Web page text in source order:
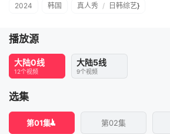
2024 韩国 真人秀 / 日韩综艺}
播放源
大陆0线
12个视频
大陆5线
9个视频
选集
第01集 第02集